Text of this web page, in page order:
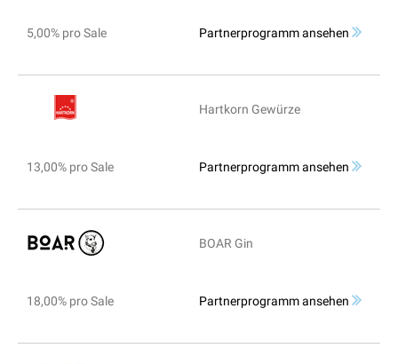
5,00% pro Sale Partnerprogramm ansehen
Hartkorn Gewürze
13,00% pro Sale Partnerprogramm ansehen
BOAR Gin
18,00% pro Sale Partnerprogramm ansehen